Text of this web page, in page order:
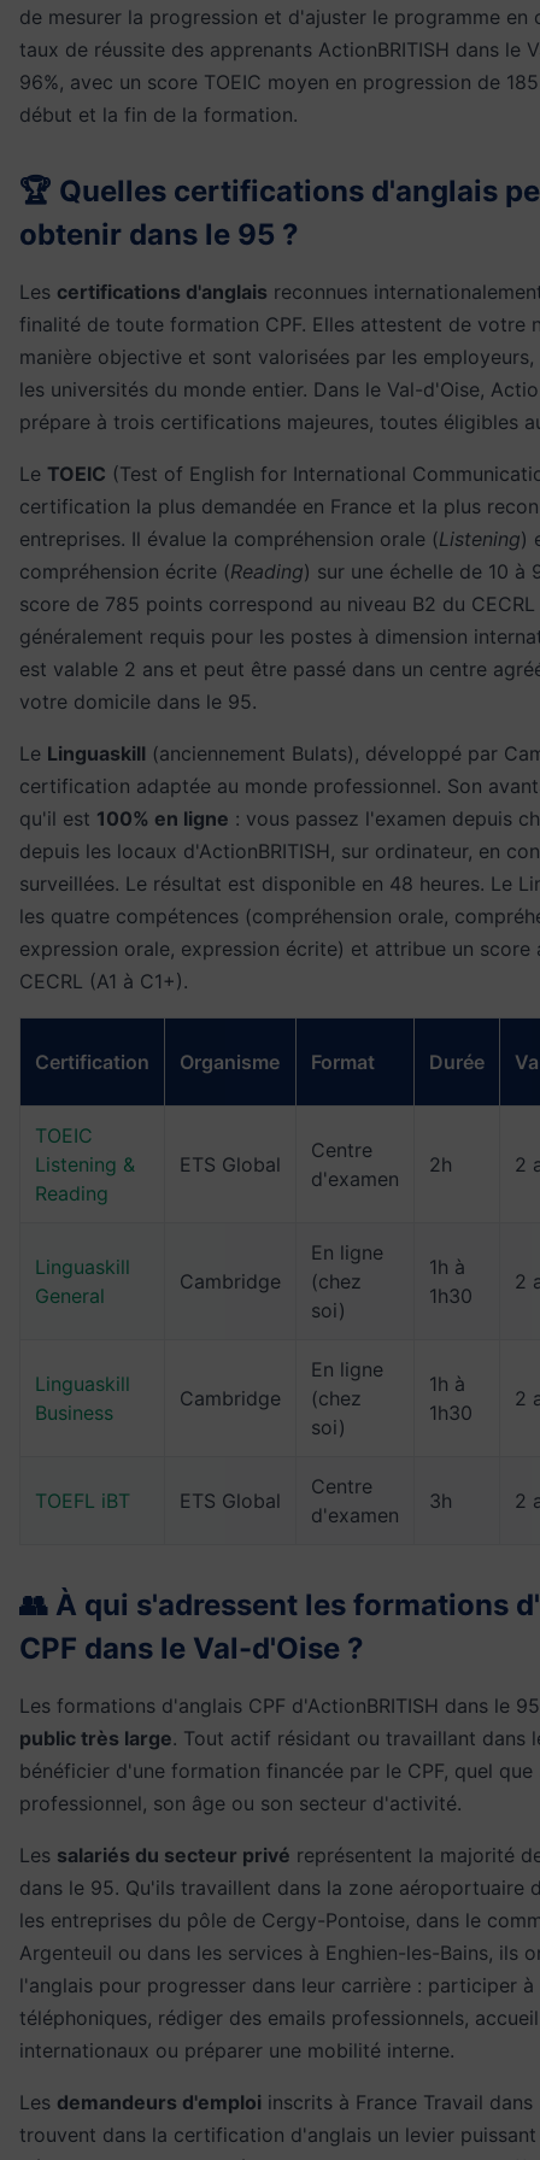
de mesurer la progression et d'ajuster le programme en
taux de réussite des apprenants ActionBRITISH dans le
96%, avec un score TOEIC moyen en progression de
début et la fin de la formation.
🏆 Quelles certifications d'anglais
obtenir dans le 95 ?
Les certifications d'anglais reconnues
finalité de toute formation CPF. Elles attestent de votre
manière objective et sont valorisées par les
les universités du monde entier. Dans le Val-d'Oise,
prépare à trois certifications majeures, toutes éligibles
Le TOEIC (Test of English for International
certification la plus demandée en France et la plus
entreprises. Il évalue la compréhension orale (Listening)
compréhension écrite (Reading) sur une échelle de 10 à
score de 785 points correspond au niveau B2 du
généralement requis pour les postes à dimension
est valable 2 ans et peut être passé dans un centre
votre domicile dans le 95.
Le Linguaskill (anciennement Bulats), développé par
certification adaptée au monde professionnel. Son
qu'il est 100% en ligne : vous passez l'examen depuis
depuis les locaux d'ActionBRITISH, sur ordinateur, en
surveillées. Le résultat est disponible en 48 heures. Le
les quatre compétences (compréhension orale,
expression orale, expression écrite) et attribue un score
CECRL (A1 à C1+).
Certification Organisme Format Durée
TOEIC
Listening &
Reading
ETS Global
Centre
d'examen
2h 2
Linguaskill
General
Cambridge
En ligne
(chez
soi)
1h à
1h30
2
Linguaskill
Business
Cambridge
En ligne
(chez
soi)
1h à
1h30
2
TOEFL iBT ETS Global
Centre
d'examen
3h 2
👥 À qui s'adressent les formations
CPF dans le Val-d'Oise ?
Les formations d'anglais CPF d'ActionBRITISH dans le
public très large. Tout actif résidant ou travaillant dans
bénéficier d'une formation financée par le CPF, quel
professionnel, son âge ou son secteur d'activité.
Les salariés du secteur privé représentent la majorité
dans le 95. Qu'ils travaillent dans la zone aéroportuaire
les entreprises du pôle de Cergy-Pontoise, dans le
Argenteuil ou dans les services à Enghien-les-Bains, ils
l'anglais pour progresser dans leur carrière : participer
téléphoniques, rédiger des emails professionnels,
internationaux ou préparer une mobilité interne.
Les demandeurs d'emploi inscrits à France Travail
trouvent dans la certification d'anglais un levier